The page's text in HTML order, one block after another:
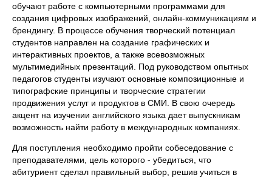
обучают работе с компьютерными программами для
создания цифровых изображений, онлайн-коммуникациям и
брендингу. В процессе обучения творческий потенциал
студентов направлен на создание графических и
интерактивных проектов, а также всевозможных
мультимедийных презентаций. Под руководством опытных
педагогов студенты изучают основные композиционные и
типографские принципы и творческие стратегии
продвижения услуг и продуктов в СМИ. В свою очередь
акцент на изучении английского языка дает выпускникам
возможность найти работу в международных компаниях.
Для поступления необходимо пройти собеседование с
преподавателями, цель которого - убедиться, что
абитуриент сделал правильный выбор, решив учиться в